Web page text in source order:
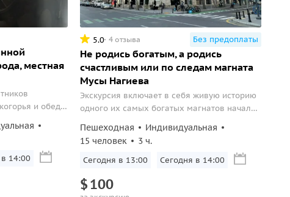
местная
и обед
14:00
5.0 4 отзыва Без предоплаты
Не родись богатым, а родись
счастливым или по следам магната
Мусы Нагиева
Экскурсия включает в себя живую историю
одного их самых богатых магнатов начала
архитектуры различных стилей: готики,
барокко и классицизма.
Пешеходная
Индивидуальная
15 человек
3 ч.
Сегодня в 13:00 Сегодня в 14:00
$100